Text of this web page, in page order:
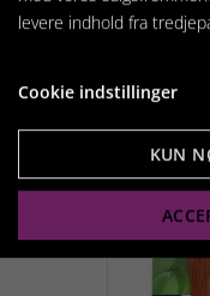
levere indhold fra
Cookie indstillinger
KUN